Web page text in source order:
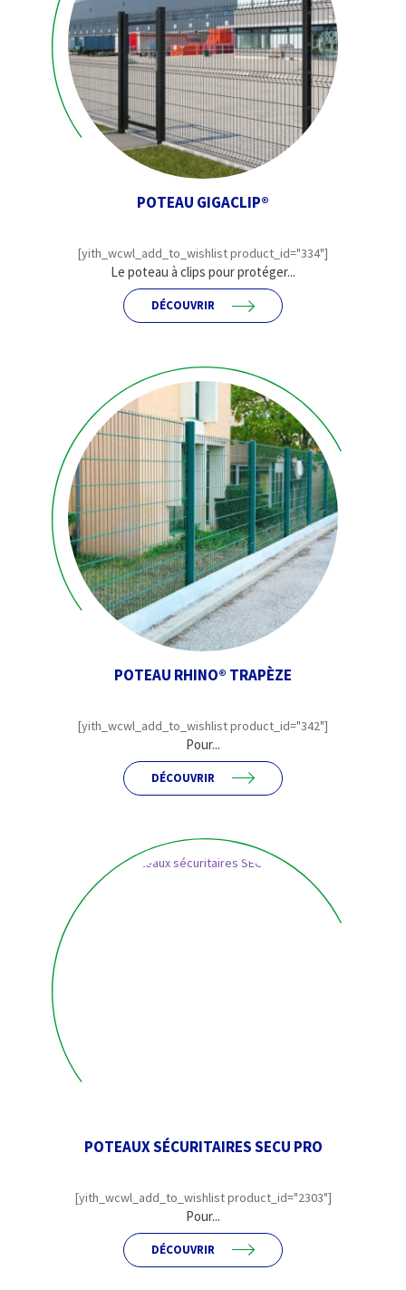
POTEAU GIGACLIP®
[yith_wcwl_add_to_wishlist product_id="334"]
Le poteau à clips pour protéger...
DÉCOUVRIR
POTEAU RHINO® TRAPÈZE
[yith_wcwl_add_to_wishlist product_id="342"]
Pour...
DÉCOUVRIR
POTEAUX SÉCURITAIRES SECU PRO
[yith_wcwl_add_to_wishlist product_id="2303"]
Pour...
DÉCOUVRIR